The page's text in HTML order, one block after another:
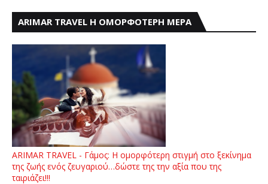
ARIMAR TRAVEL Η ΟΜΟΡΦΟΤΕΡΗ ΜΕΡΑ
ARIMAR TRAVEL - Γάμος: Η ομορφότερη στιγμή στο ξεκίνημα
της ζωής ενός ζευγαριού…δώστε της την αξία που της
ταιριάζει!!!